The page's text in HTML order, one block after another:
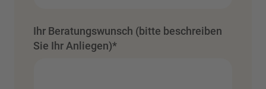
Ihr Beratungswunsch (bitte beschreiben
Sie Ihr Anliegen)*